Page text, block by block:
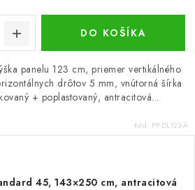
DO KOŠÍKA
panelu 123 cm, priemer vertikálného
drôtov 5 mm, vnútorná šírka
+ poplastovaný, antracitová...
Kód: PP-DL123-A
45, 143×250 cm, antracitová